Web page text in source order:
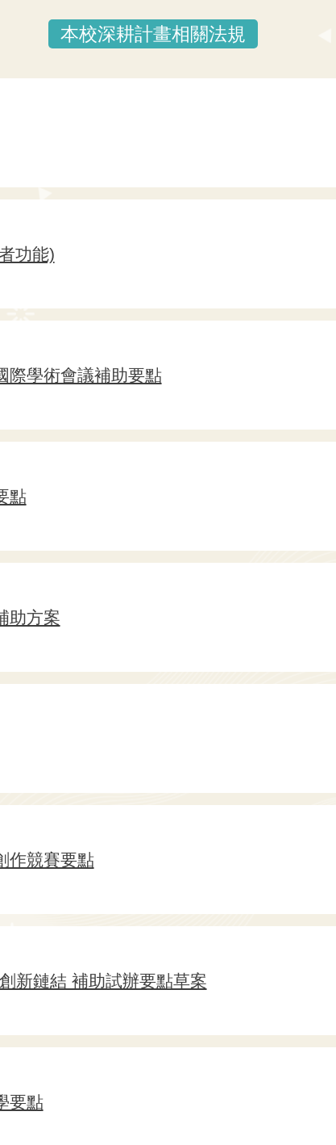
本校深耕計畫相關法規
功能)
際學術會議補助要點
點
助方案
作競賽要點
新鏈結 補助試辦要點草案
要點